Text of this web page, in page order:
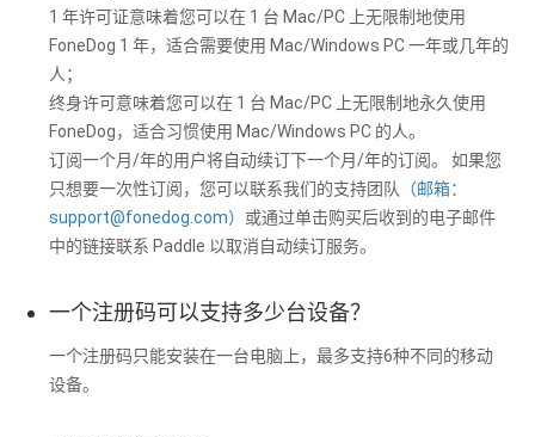
1 年许可证意味着您可以在 1 台 Mac/PC 上无限制地使用
FoneDog 1 年，适合需要使用 Mac/Windows PC 一年或几年的
人；
终身许可意味着您可以在 1 台 Mac/PC 上无限制地永久使用
FoneDog，适合习惯使用 Mac/Windows PC 的人。
订阅一个月/年的用户将自动续订下一个月/年的订阅。 如果您
只想要一次性订阅，您可以联系我们的支持团队 （邮箱：
support@fonedog.com） 或通过单击购买后收到的电子邮件
中的链接联系 Paddle 以取消自动续订服务。
一个注册码可以支持多少台设备？
一个注册码只能安装在一台电脑上，最多支持6种不同的移动
设备。